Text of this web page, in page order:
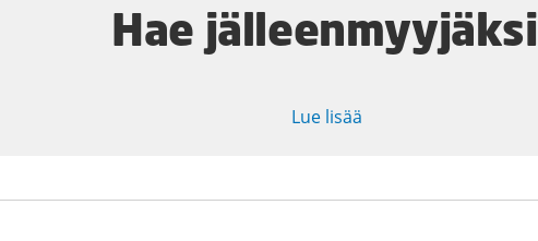
Hae jälleenmyyjäksi
Lue lisää